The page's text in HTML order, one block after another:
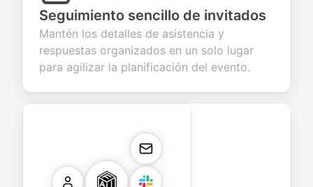
Seguimiento sencillo de invitados
Mantén los detalles de asistencia y
respuestas organizados en un solo lugar
para agilizar la planificación del evento.